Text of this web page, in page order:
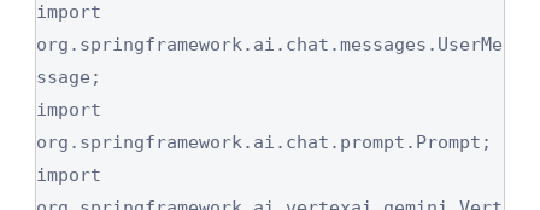
import
org.springframework.ai.chat.messages.UserMe
ssage;
import
org.springframework.ai.chat.prompt.Prompt;
import